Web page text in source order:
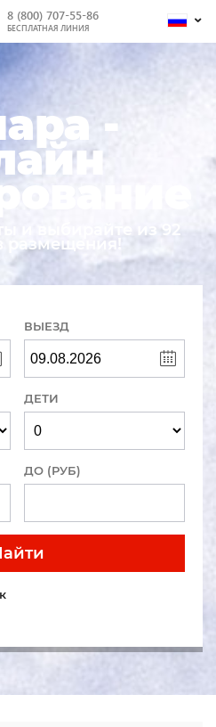
8 (800) 707-55-86
БЕСПЛАТНАЯ ЛИНИЯ
-
и выбирайте из 92
размещения!
ВЫЕЗД
ДЕТИ
ДО (РУБ)